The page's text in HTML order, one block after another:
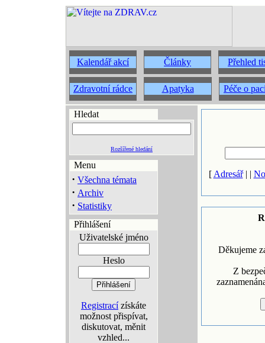
Kalendář akcí Články Přehled
Zdravotní rádce Apatyka Péče o
Hledat
Rozšířené hledání
Menu
· Všechna témata
· Archiv
· Statistiky
Přihlášení
Uživatelské jméno
Heslo
Registracízískáte
možnost přispívat,
diskutovat, měnit
vzhled...
[ Adresář| |
Děkujeme
Z